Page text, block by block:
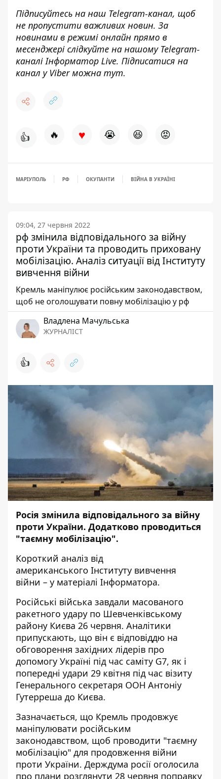
Підписуйтесь на наш Telegram-канал, щоб
не пропустити важливих новин. За
новинами в режимі онлайн прямо в
месенджері слідкуйте на нашому Telegram-
каналіІнформатор Live. Підписатися на
канал у Viber можна тут.
👍 🔥 ♥ 😭 😆 😡
МАРІУПОЛЬ РФ ОКУПАНТИ ВІЙНА В УКРАЇНІ
09:04, 27 червня 2022
рф змінила відповідального за війну
проти України та проводить приховану
мобілізацію. Аналіз ситуації від Інституту
вивчення війни
Кремль маніпулює російським законодавством,
щоб не оголошувати повну мобілізацію у рф
Владлена Мачульська
ЖУРНАЛІСТ
👍
Росія змінила відповідального за війну
проти України. Додатково проводиться
"таємну мобілізацію".
Короткий аналіз від
американського Інституту вивчення
війни – у матеріалі Інформатора.
Російські війська завдали масованого
ракетного удару по Шевченківському
району Києва 26 червня. Аналітики
припускають, що він є відповіддю на
обговорення західних лідерів про
допомогу Україні під час саміту G7, як і
попередні удари 29 квітня під час візиту
Генерального секретаря ООН Антоніу
Гутерреша до Києва.
Зазначається, що Кремль продовжує
маніпулювати російським
законодавством, щоб проводити "таємну
мобілізацію" для продовження війни
проти України. Держдума росії оголосила
про плани розглянути 28 червня поправку